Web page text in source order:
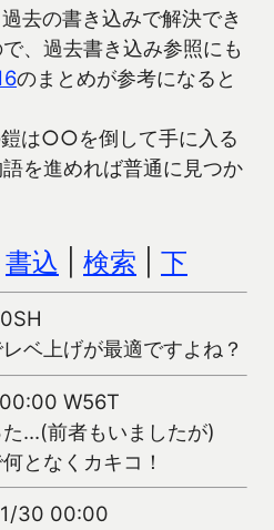
去の書き込みで解決でき
、過去書き込み参照にも
のまとめが参考になると
は○○を倒して手に入る
を進めれば普通に見つか
書込 検索 下
ベ上げが最適ですよね？
W56T
…(前者もいましたが)
となくカキコ！
30 00:00